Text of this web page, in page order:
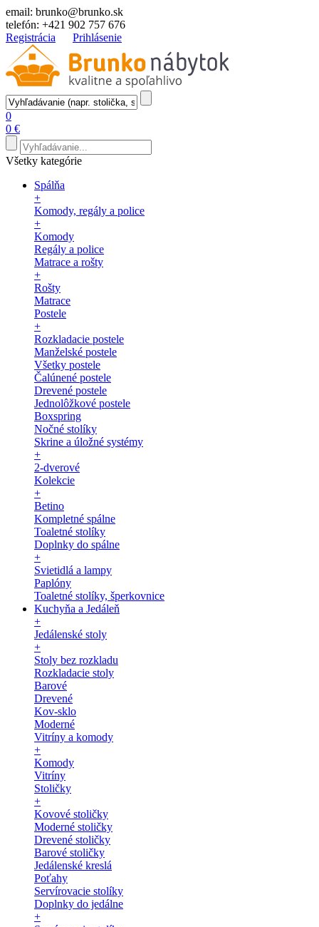
email: brunko@brunko.sk
telefón: +421 902 757 676
Registrácia
Prihlásenie
0
0 €
Všetky kategórie
Spálňa
+
Komody, regály a police
+
Komody
Regály a police
Matrace a rošty
+
Rošty
Matrace
Postele
+
Rozkladacie postele
Manželské postele
Všetky postele
Čalúnené postele
Drevené postele
Jednolôžkové postele
Boxspring
Nočné stolíky
Skrine a úložné systémy
+
2-dverové
Kolekcie
+
Betino
Kompletné spálne
Toaletné stolíky
Doplnky do spálne
+
Svietidlá a lampy
Paplóny
Toaletné stolíky, šperkovnice
Kuchyňa a Jedáleň
+
Jedálenské stoly
+
Stoly bez rozkladu
Rozkladacie stoly
Barové
Drevené
Kov-sklo
Moderné
Vitríny a komody
+
Komody
Vitríny
Stoličky
+
Kovové stoličky
Moderné stoličky
Drevené stoličky
Barové stoličky
Jedálenské kreslá
Poťahy
Servírovacie stolíky
Doplnky do jedálne
+